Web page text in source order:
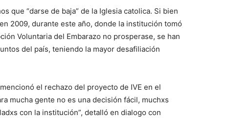
que “darse de baja” de la Iglesia catolica. Si bien
2009, durante este año, donde la institución tomó
Voluntaria del Embarazo no prosperase, se han
del país, teniendo la mayor desafiliación
el rechazo del proyecto de IVE en el
mucha gente no es una decisión fácil, muchxs
con la institución”, detalló en dialogo con